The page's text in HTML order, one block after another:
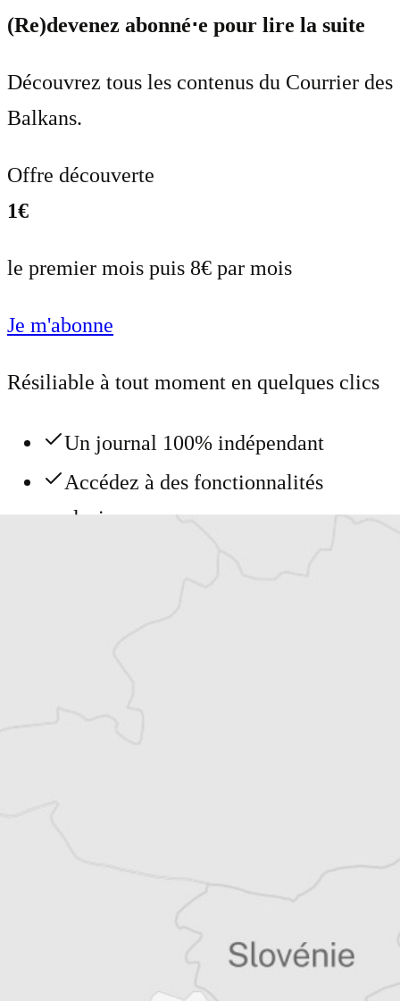
(Re)devenez abonné⋅e pour lire la suite
Découvrez tous les contenus du Courrier des
Balkans.
Offre découverte
1€
le premier mois puis 8€ par mois
Je m'abonne
Résiliable à tout moment en quelques clics
Un journal 100% indépendant
Accédez à des fonctionnalités
exclusives